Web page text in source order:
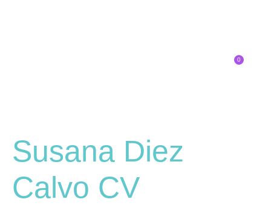
0
Susana Diez
Calvo CV